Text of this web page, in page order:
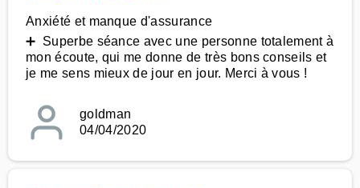
Anxiété et manque d'assurance
➕ Superbe séance avec une personne totalement à
mon écoute, qui me donne de très bons conseils et
je me sens mieux de jour en jour. Merci à vous !
goldman
04/04/2020